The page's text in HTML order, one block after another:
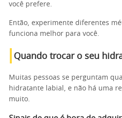
você prefere.
Então, experimente diferentes
funciona melhor para você.
Quando trocar o seu
Muitas pessoas se perguntam
hidratante labial, e não há uma
muito.